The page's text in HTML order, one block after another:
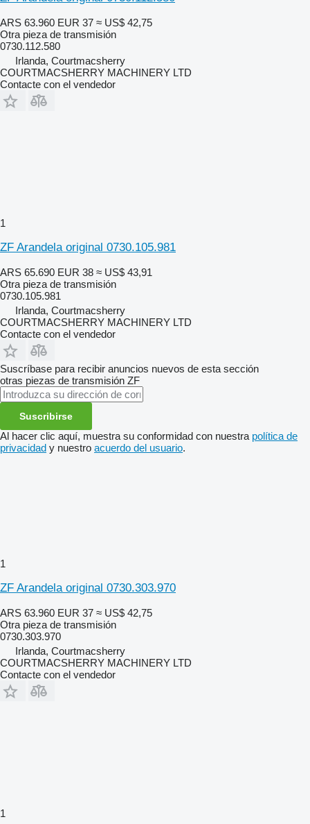
ARS 63.960 EUR 37 ≈ US$ 42,75
Otra pieza de transmisión
0730.112.580
Irlanda, Courtmacsherry
COURTMACSHERRY MACHINERY LTD
Contacte con el vendedor
1
ZF Arandela original 0730.105.981
ARS 65.690 EUR 38 ≈ US$ 43,91
Otra pieza de transmisión
0730.105.981
Irlanda, Courtmacsherry
COURTMACSHERRY MACHINERY LTD
Contacte con el vendedor
Suscríbase para recibir anuncios nuevos de esta sección
otras piezas de transmisión ZF
Suscribirse
Al hacer clic aquí, muestra su conformidad con nuestra política de
privacidad y nuestro acuerdo del usuario.
1
ZF Arandela original 0730.303.970
ARS 63.960 EUR 37 ≈ US$ 42,75
Otra pieza de transmisión
0730.303.970
Irlanda, Courtmacsherry
COURTMACSHERRY MACHINERY LTD
Contacte con el vendedor
1